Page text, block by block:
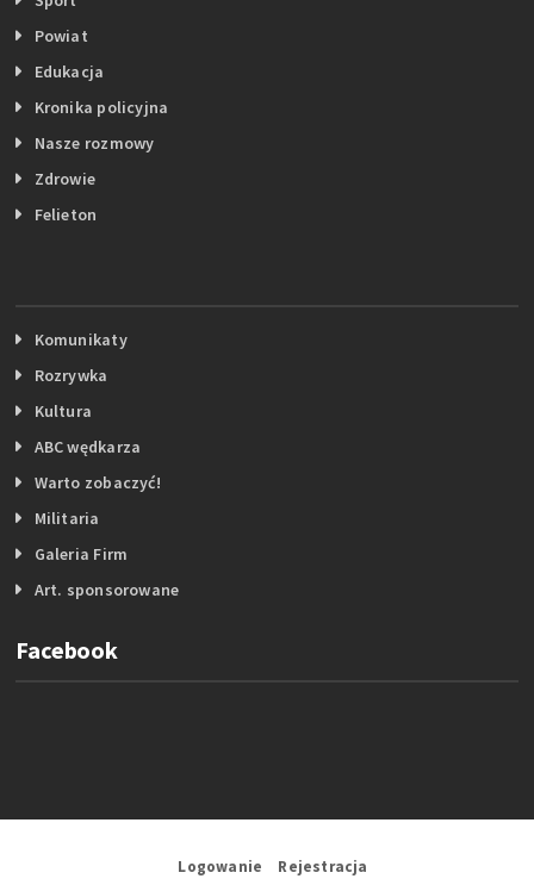
Powiat
Edukacja
Kronika policyjna
Nasze rozmowy
Zdrowie
Felieton
Komunikaty
Rozrywka
Kultura
ABC wędkarza
Warto zobaczyć!
Militaria
Galeria Firm
Art. sponsorowane
Facebook
Logowanie Rejestracja